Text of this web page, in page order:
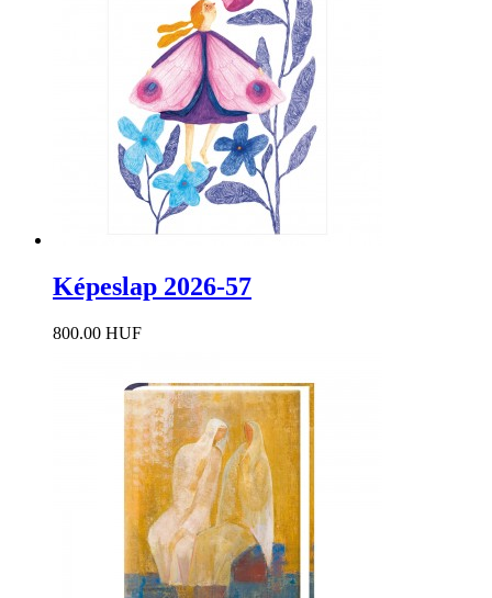
Képeslap 2026-57
800.00 HUF